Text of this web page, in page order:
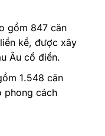
gồm 847 căn
kề, được xây
Âu cổ điển.
1.548 căn
phong cách